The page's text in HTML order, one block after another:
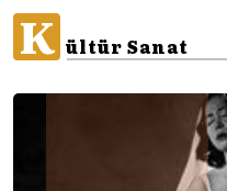
K ültür Sanat